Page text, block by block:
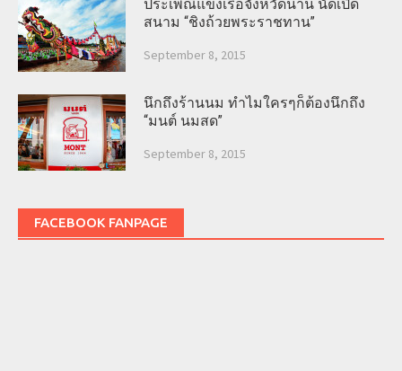
ประเพณีแข่งเรือจังหวัดน่าน นัดเปิด
สนาม “ชิงถ้วยพระราชทาน”
September 8, 2015
นึกถึงร้านนม ทำไมใครๆก็ต้องนึกถึง
“มนต์ นมสด”
September 8, 2015
FACEBOOK FANPAGE